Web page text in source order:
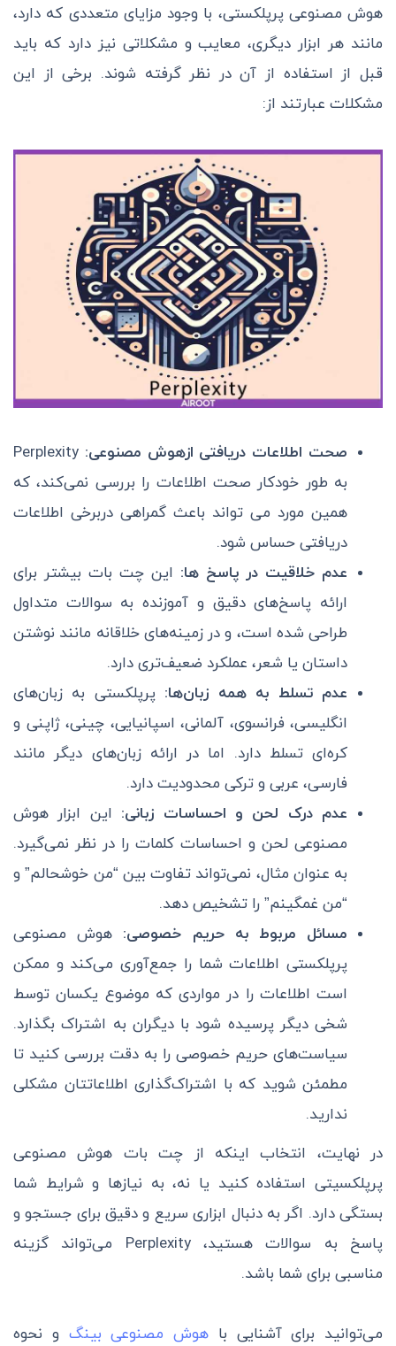
هوش مصنوعی پرپلکستی، با وجود مزایای متعددی که دارد،
مانند هر ابزار دیگری، معایب و مشکلاتی نیز دارد که باید
قبل از استفاده از آن در نظر گرفته شوند. برخی از این
مشکلات عبارتند از:
صحت اطلاعات دریافتی ازهوش مصنوعی: Perplexity
به طور خودکار صحت اطلاعات را بررسی نمی‌کند، که
همین مورد می تواند باعث گمراهی دربرخی اطلاعات
دریافتی حساس شود.
عدم خلاقیت در پاسخ ها: این چت بات بیشتر برای
ارائه پاسخ‌های دقیق و آموزنده به سوالات متداول
طراحی شده است، و در زمینه‌های خلاقانه مانند نوشتن
داستان یا شعر، عملکرد ضعیف‌تری دارد.
عدم تسلط به همه زبان‌ها: پرپلکستی به زبان‌های
انگلیسی، فرانسوی، آلمانی، اسپانیایی، چینی، ژاپنی و
کره‌ای تسلط دارد. اما در ارائه زبان‌های دیگر مانند
فارسی، عربی و ترکی محدودیت دارد.
عدم درک لحن و احساسات زبانی: این ابزار هوش
مصنوعی لحن و احساسات کلمات را در نظر نمی‌گیرد.
به عنوان مثال، نمی‌تواند تفاوت بین “من خوشحالم” و
“من غمگینم” را تشخیص دهد.
مسائل مربوط به حریم خصوصی: هوش مصنوعی
پرپلکستی اطلاعات شما را جمع‌آوری می‌کند و ممکن
است اطلاعات را در مواردی که موضوع یکسان توسط
شخی دیگر پرسیده شود با دیگران به اشتراک بگذارد.
سیاست‌های حریم خصوصی را به دقت بررسی کنید تا
مطمئن شوید که با اشتراک‌گذاری اطلاعاتتان مشکلی
ندارید.
در نهایت، انتخاب اینکه از چت بات هوش مصنوعی
پرپلکسیتی استفاده کنید یا نه، به نیازها و شرایط شما
بستگی دارد. اگر به دنبال ابزاری سریع و دقیق برای جستجو و
پاسخ به سوالات هستید، Perplexity می‌تواند گزینه
مناسبی برای شما باشد.
می‌توانید برای آشنایی با هوش مصنوعی بینگ و نحوه